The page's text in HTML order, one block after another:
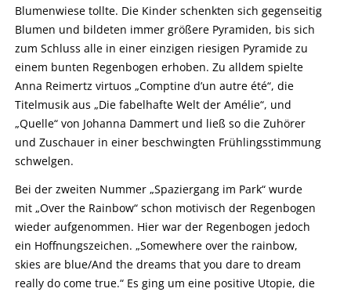
Blumenwiese tollte. Die Kinder schenkten sich gegenseitig
Blumen und bildeten immer größere Pyramiden, bis sich
zum Schluss alle in einer einzigen riesigen Pyramide zu
einem bunten Regenbogen erhoben. Zu alldem spielte
Anna Reimertz virtuos „Comptine d’un autre été“, die
Titelmusik aus „Die fabelhafte Welt der Amélie“, und
„Quelle“ von Johanna Dammert und ließ so die Zuhörer
und Zuschauer in einer beschwingten Frühlingsstimmung
schwelgen.
Bei der zweiten Nummer „Spaziergang im Park“ wurde
mit „Over the Rainbow“ schon motivisch der Regenbogen
wieder aufgenommen. Hier war der Regenbogen jedoch
ein Hoffnungszeichen. „Somewhere over the rainbow,
skies are blue/And the dreams that you dare to dream
really do come true.“ Es ging um eine positive Utopie, die